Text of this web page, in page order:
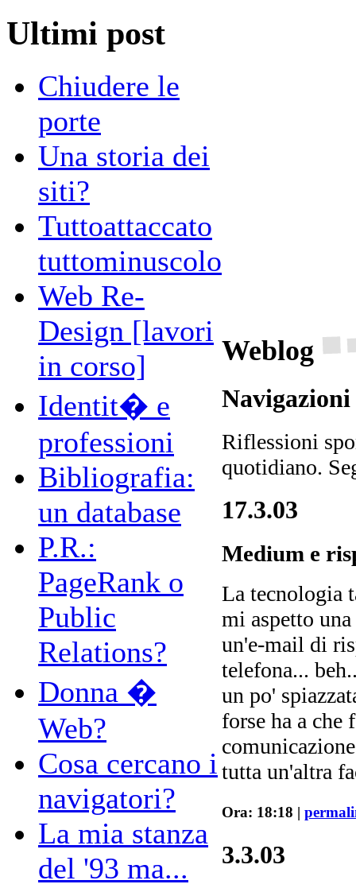
Ultimi post
Chiudere le
porte
Una storia dei
siti?
Tuttoattaccato
tuttominuscolo
Web Re-
Design [lavori
in corso]
Identit� e
professioni
Bibliografia:
un database
P.R.:
PageRank o
Public
Relations?
Donna �
Web?
Cosa cercano i
navigatori?
La mia stanza
del '93 ma...
Weblog
Riflessioni
quotidiano.
17.3.03
Medium e
La tecnologia
mi aspetto
un'e-mail di
telefona...
un po'
forse ha a che
tutta un'altra
Ora: 18:18 |
3.3.03